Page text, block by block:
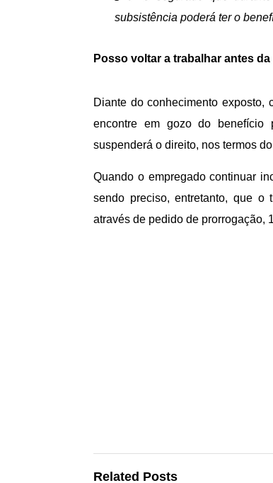
subsistência poderá ter o
Posso voltar a trabalhar antes
Diante do conhecimento
encontre em gozo do benefício
suspenderá o direito, nos termos
Quando o empregado continuar
sendo preciso, entretanto, que o
através de pedido de prorrogação,
Related Posts